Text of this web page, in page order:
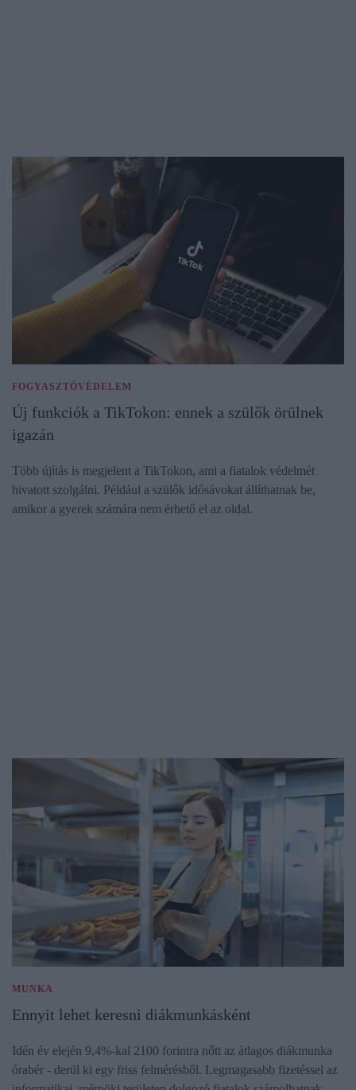
FOGYASZTÓVÉDELEM
Új funkciók a TikTokon: ennek a szülők örülnek
igazán
Több újítás is megjelent a TikTokon, ami a fiatalok védelmét
hivatott szolgálni. Például a szülők idősávokat állíthatnak be,
amikor a gyerek számára nem érhető el az oldal.
MUNKA
Ennyit lehet keresni diákmunkásként
Idén év elején 9,4%-kal 2100 forintra nőtt az átlagos diákmunka
órabér - derül ki egy friss felmérésből. Legmagasabb fizetéssel az